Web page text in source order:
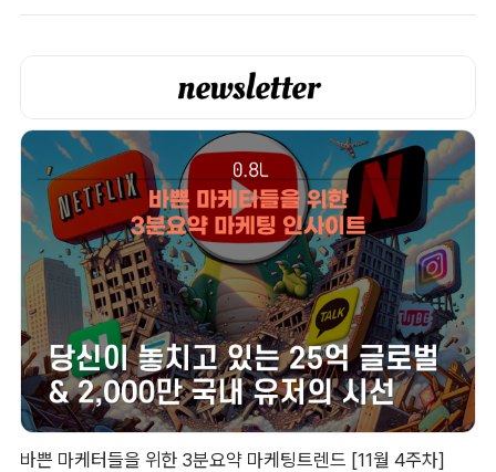
바쁜 마케터들을 위한 3분요약 마케팅트렌드 [11월 4주차]